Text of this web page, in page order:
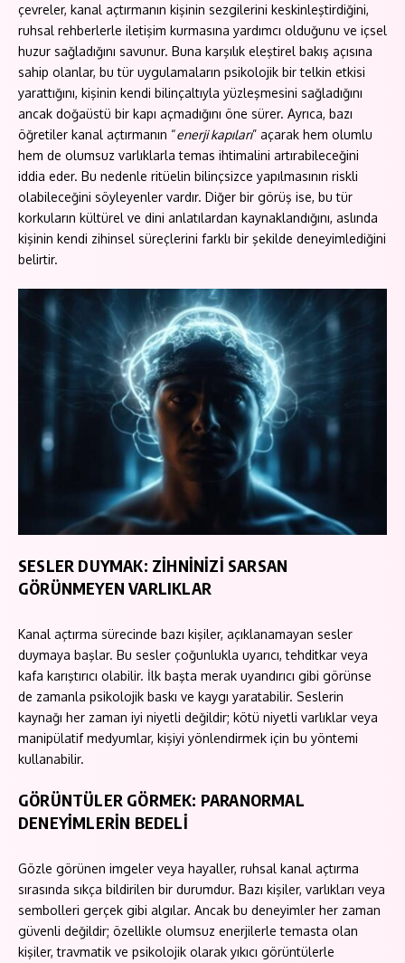
çevreler, kanal açtırmanın kişinin sezgilerini keskinleştirdiğini,
ruhsal rehberlerle iletişim kurmasına yardımcı olduğunu ve içsel
huzur sağladığını savunur. Buna karşılık eleştirel bakış açısına
sahip olanlar, bu tür uygulamaların psikolojik bir telkin etkisi
yarattığını, kişinin kendi bilinçaltıyla yüzleşmesini sağladığını
ancak doğaüstü bir kapı açmadığını öne sürer. Ayrıca, bazı
öğretiler kanal açtırmanın “enerji kapıları” açarak hem olumlu
hem de olumsuz varlıklarla temas ihtimalini artırabileceğini
iddia eder. Bu nedenle ritüelin bilinçsizce yapılmasının riskli
olabileceğini söyleyenler vardır. Diğer bir görüş ise, bu tür
korkuların kültürel ve dini anlatılardan kaynaklandığını, aslında
kişinin kendi zihinsel süreçlerini farklı bir şekilde deneyimlediğini
belirtir.
SESLER DUYMAK: ZİHNİNİZİ SARSAN
GÖRÜNMEYEN VARLIKLAR
Kanal açtırma sürecinde bazı kişiler, açıklanamayan sesler
duymaya başlar. Bu sesler çoğunlukla uyarıcı, tehditkar veya
kafa karıştırıcı olabilir. İlk başta merak uyandırıcı gibi görünse
de zamanla psikolojik baskı ve kaygı yaratabilir. Seslerin
kaynağı her zaman iyi niyetli değildir; kötü niyetli varlıklar veya
manipülatif medyumlar, kişiyi yönlendirmek için bu yöntemi
kullanabilir.
GÖRÜNTÜLER GÖRMEK: PARANORMAL
DENEYİMLERİN BEDELİ
Gözle görünen imgeler veya hayaller, ruhsal kanal açtırma
sırasında sıkça bildirilen bir durumdur. Bazı kişiler, varlıkları veya
sembolleri gerçek gibi algılar. Ancak bu deneyimler her zaman
güvenli değildir; özellikle olumsuz enerjilerle temasta olan
kişiler, travmatik ve psikolojik olarak yıkıcı görüntülerle